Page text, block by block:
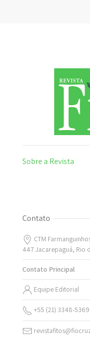
Sobre a Revista
Contato
CTM
447 Jacarepaguá, Rio
Contato Principal
Equipe Editorial
+55 (21) 3348-5369